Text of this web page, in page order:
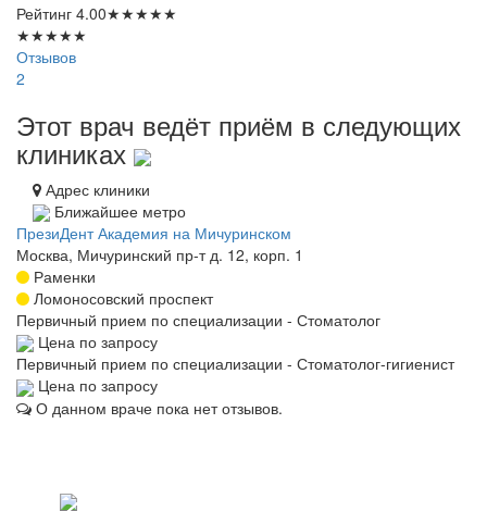
Рейтинг 4.00★★★★★
★★★★★
Отзывов
2
Этот врач ведёт приём в следующих
клиниках
Адрес клиники
Ближайшее метро
ПрезиДент Академия на Мичуринском
Москва, Мичуринский пр-т д. 12, корп. 1
Раменки
Ломоносовский проспект
Первичный прием по специализации - Стоматолог
Цена по запросу
Первичный прием по специализации - Стоматолог-гигиенист
Цена по запросу
О данном враче пока нет отзывов.